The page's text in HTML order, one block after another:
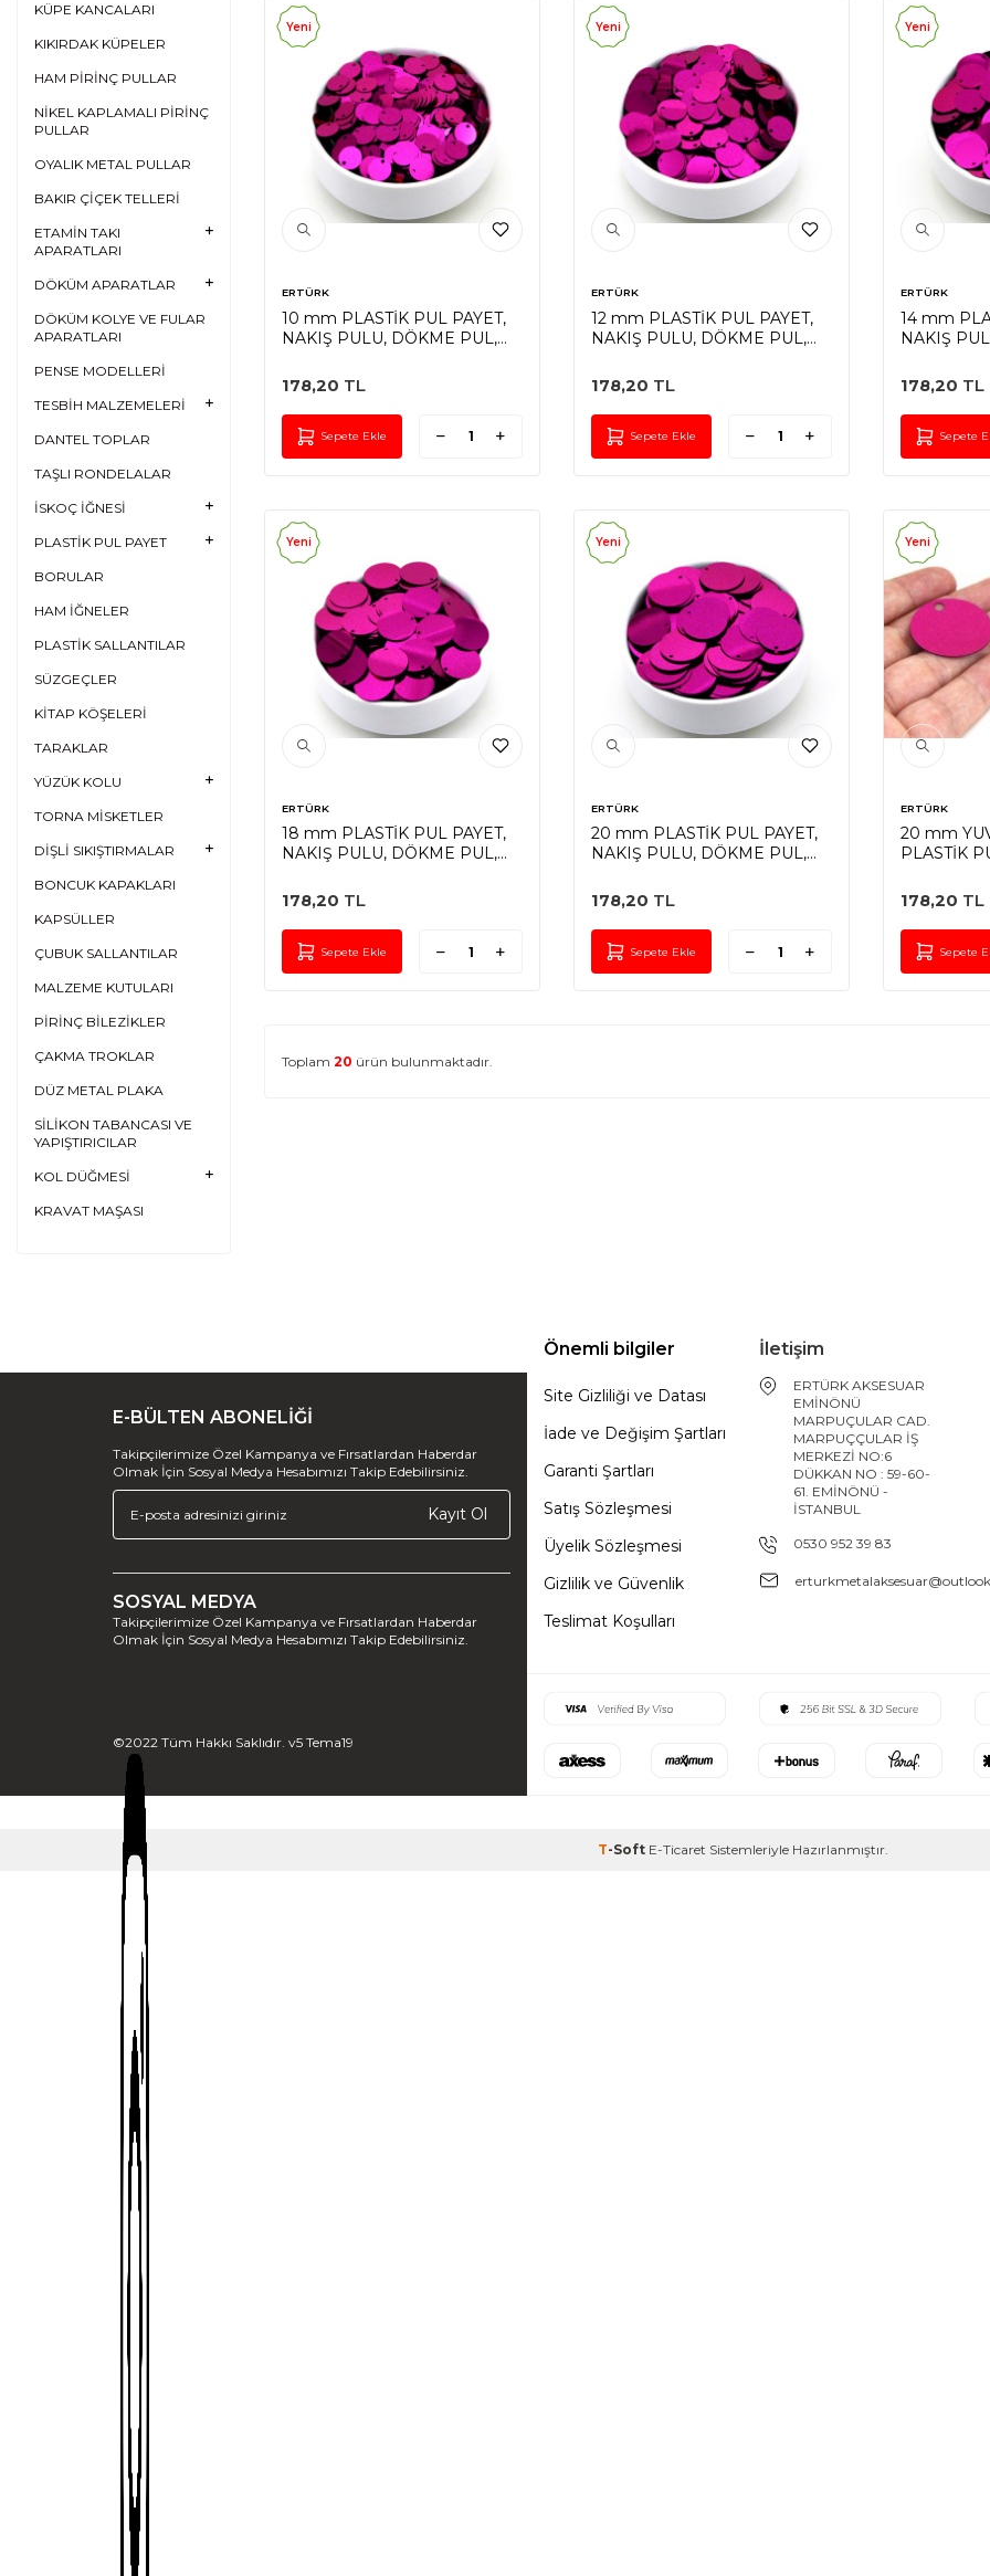
KÜPE KANCALARI
KIKIRDAK KÜPELER
HAM PİRİNÇ PULLAR
NİKEL KAPLAMALI PİRİNÇ
PULLAR
OYALIK METAL PULLAR
BAKIR ÇİÇEK TELLERİ
ETAMİN TAKI
APARATLARI
DÖKÜM APARATLAR
DÖKÜM KOLYE VE FULAR
APARATLARI
PENSE MODELLERİ
TESBİH MALZEMELERİ
DANTEL TOPLAR
TAŞLI RONDELALAR
İSKOÇ İĞNESİ
PLASTİK PUL PAYET
BORULAR
HAM İĞNELER
PLASTİK SALLANTILAR
SÜZGEÇLER
KİTAP KÖŞELERİ
TARAKLAR
YÜZÜK KOLU
TORNA MİSKETLER
DİŞLİ SIKIŞTIRMALAR
BONCUK KAPAKLARI
KAPSÜLLER
ÇUBUK SALLANTILAR
MALZEME KUTULARI
PİRİNÇ BİLEZİKLER
ÇAKMA TROKLAR
DÜZ METAL PLAKA
SİLİKON TABANCASI VE
YAPIŞTIRICILAR
KOL DÜĞMESİ
KRAVAT MAŞASI
Yeni
ERTÜRK
10 mm PLASTİK PUL PAYET,
NAKIŞ PULU, DÖKME PUL,
178,20 TL
Sepete Ekle
Yeni
ERTÜRK
12 mm PLASTİK PUL PAYET,
NAKIŞ PULU, DÖKME PUL,
178,20 TL
Sepete Ekle
Yeni
ERTÜRK
14 mm
NAKIŞ
178,20 TL
Sepete
Yeni
ERTÜRK
18 mm PLASTİK PUL PAYET,
NAKIŞ PULU, DÖKME PUL,
178,20 TL
Sepete Ekle
Yeni
ERTÜRK
20 mm PLASTİK PUL PAYET,
NAKIŞ PULU, DÖKME PUL,
178,20 TL
Sepete Ekle
Yeni
ERTÜRK
20 mm
PLASTİK
DELİK
DELİK,
178,20 TL
Sepete
Toplam 20 ürün bulunmaktadır.
E-BÜLTEN ABONELİĞİ
Takipçilerimize Özel Kampanya ve Fırsatlardan Haberdar
Olmak İçin Sosyal Medya Hesabımızı Takip Edebilirsiniz.
Kayıt Ol
SOSYAL MEDYA
Takipçilerimize Özel Kampanya ve Fırsatlardan Haberdar
Olmak İçin Sosyal Medya Hesabımızı Takip Edebilirsiniz.
©2022 Tüm Hakkı Saklıdır. v5 Tema19
Önemli bilgiler
Site Gizliliği ve Datası
İade ve Değişim Şartları
Garanti Şartları
Satış Sözleşmesi
Üyelik Sözleşmesi
Gizlilik ve Güvenlik
Teslimat Koşulları
İletişim
ERTÜRK AKSESUAR
EMİNÖNÜ
MARPUÇULAR CAD.
MARPUÇÇULAR İŞ
MERKEZİ NO:6
DÜKKAN NO : 59-60-
61. EMİNÖNÜ -
İSTANBUL
0530 952 39 83
T-Soft E-Ticaret Sistemleriyle Hazırlanmıştır.